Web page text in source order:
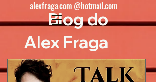
Blog do
Alex Fraga
alexfraga.com @hotmail.com